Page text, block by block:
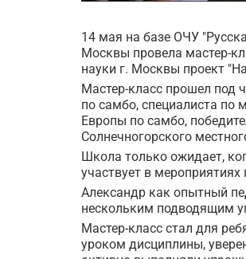
14 мая на базе ОЧУ
Москвы провела мастер-
науки г. Москвы проект
Мастер-класс прошел под
по самбо, специалиста по
Европы по самбо,
Солнечногорского
Школа только ожидает,
участвует в мероприятиях
Александр как опытный
нескольким подводящим
Мастер-класс стал для
уроком дисциплины,